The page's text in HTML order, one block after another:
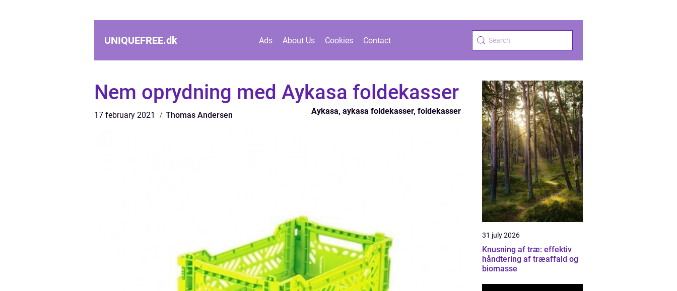
UNIQUEFREE.dk Ads About Us Cookies Contact
Nem oprydning med Aykasa foldekasser
17 february 2021 Thomas Andersen Aykasa, aykasa foldekasser, foldekasser
31 july 2026
Knusning af træ: effektiv
håndtering af træaffald og
biomasse